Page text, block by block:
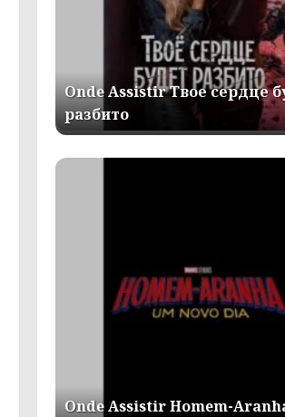
Onde Assistir Твое сердце
разбито
Onde Assistir Homem-